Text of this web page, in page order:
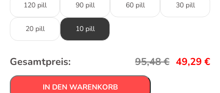
120 pill 90 pill 60 pill 30 pill
20 pill 10 pill
Gesamtpreis: 95,48€ 49,29 €
IN DEN WARENKORB